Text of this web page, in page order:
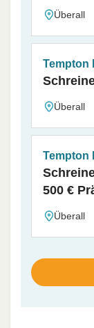
Überall
Tempton
Überall
Tempton
500 €
Überall